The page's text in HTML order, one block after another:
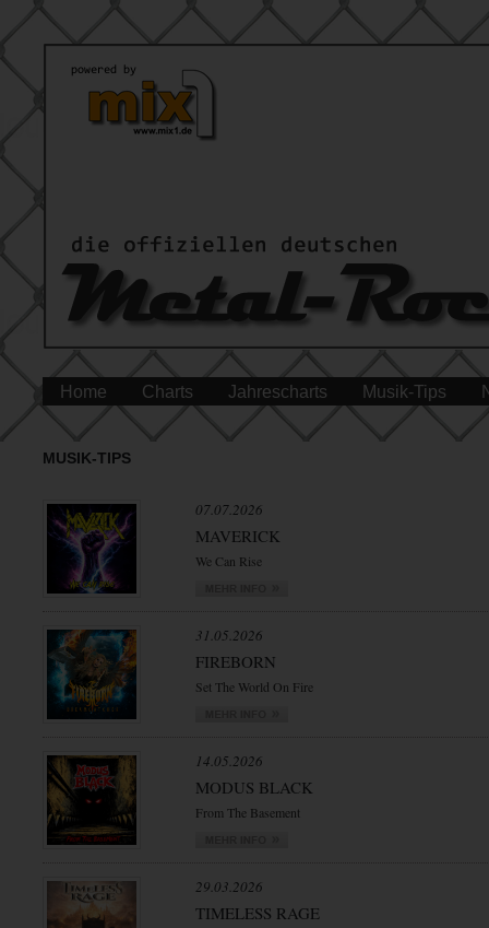
Home Charts Jahrescharts Musik-Tips
MUSIK-TIPS
07.07.2026
MAVERICK
We Can Rise
31.05.2026
FIREBORN
Set The World On Fire
14.05.2026
MODUS BLACK
From The Basement
29.03.2026
TIMELESS RAGE